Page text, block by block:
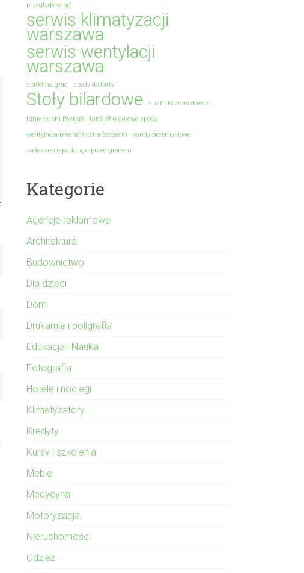
przeglądy wind
serwis klimatyzacji
warszawa
serwis wentylacji
warszawa
siatki na grad spody do tarty
Stoły bilardowe
sushi Poznań dowóz
tanie sushi Poznań
tartaletki gotowe spody
wentylacja mechaniczna Szczecin
windy przemysłowe
zadaszenie parkingu przed gradem
Kategorie
Agencje reklamowe
Architektura
Budownictwo
Dla dzieci
Dom
Drukarnie i poligrafia
Edukacja i Nauka
Fotografia
Hotele i noclegi
Klimatyzatory
Kredyty
Kursy i szkolenia
Meble
Medycyna
Motoryzacja
Nieruchomości
Odzież